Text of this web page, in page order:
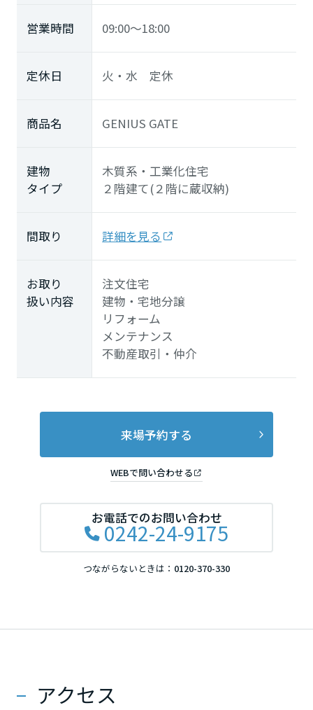
営業時間 09:00～18:00
定休日 火・水 定休
商品名 GENIUS GATE
建物
タイプ
木質系・工業化住宅
２階建て(２階に蔵収納)
間取り 詳細を見る
お取り
扱い内容
注文住宅
建物・宅地分譲
リフォーム
メンテナンス
不動産取引・仲介
来場予約する
WEBで問い合わせる
お電話でのお問い合わせ
0242-24-9175
つながらないときは： 0120-370-330
アクセス